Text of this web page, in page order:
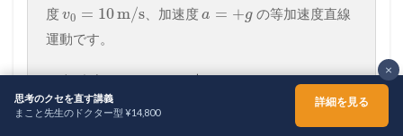
度v0 = 10m/s 、加速度a = +g の等加速度直線
運動です。
初速度: = +10m/s
加速度:a = +g
×
思考のクセを直す講義
まこと先生のドクター型 ¥14,800
詳細を見る